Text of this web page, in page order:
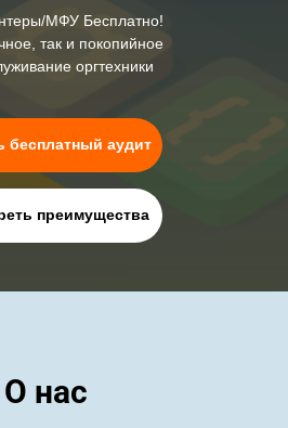
бесплатный аудит
преимущества
МФУ Бесплатно!
так и покопийное
оргтехники
О нас